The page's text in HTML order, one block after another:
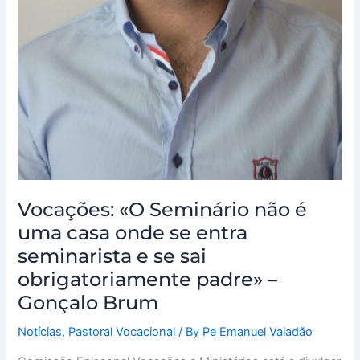
Vocações: «O Seminário não é
uma casa onde se entra
seminarista e se sai
obrigatoriamente padre» –
Gonçalo Brum
Notícias, Pastoral Vocacional / By Pe Emanuel Valadão
Gonçalo
Brum